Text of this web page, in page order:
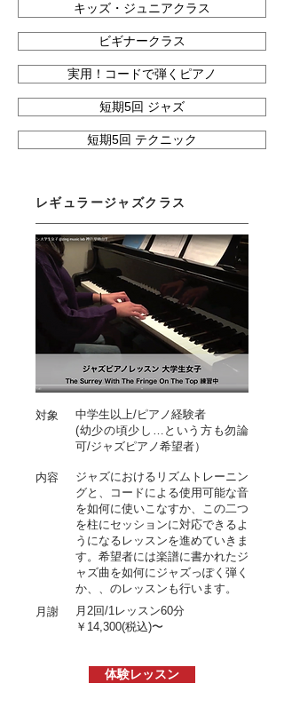
キッズ・ジュニアクラス
ビギナークラス
実用！コードで弾くピアノ
短期5回 ジャズ
短期5回 テクニック
レギュラージャズクラス
対象
中学生以上/ピアノ経験者
(幼少の頃少し…という方も勿論
可/ジャズピアノ希望者）
内容
ジャズにおけるリズムトレーニン
グと、コードによる使用可能な音
を如何に使いこなすか、この二つ
を柱にセッションに対応できるよ
うになるレッスンを進めていきま
す。希望者には楽譜に書かれたジ
ャズ曲を如何にジャズっぽく弾く
か、、のレッスンも行います。
月謝
月2回/1レッスン60分
￥14,300(税込)〜
体験レッスン